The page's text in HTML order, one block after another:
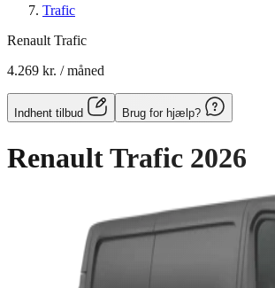
Trafic
Renault Trafic
4.269 kr. / måned
Indhent tilbud Brug for hjælp?
Renault Trafic 2026